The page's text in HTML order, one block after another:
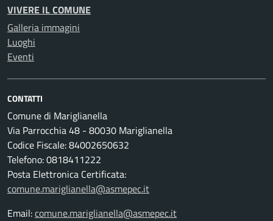
VIVERE IL COMUNE
Galleria immagini
Luoghi
Eventi
CONTATTI
Comune di Mariglianella
Via Parrocchia 48 - 80030 Mariglianella
Codice Fiscale: 84002650632
Telefono: 0818411222
Posta Elettronica Certificata:
comune.mariglianella@asmepec.it
Email:comune.mariglianella@asmepec.it